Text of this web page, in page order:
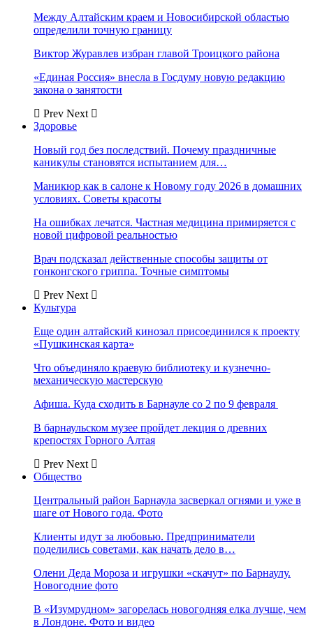
Между Алтайским краем и Новосибирской областью
определили точную границу
Виктор Журавлев избран главой Троицкого района
«Единая Россия» внесла в Госдуму новую редакцию
закона о занятости
Prev Next
Здоровье
Новый год без последствий. Почему праздничные
каникулы становятся испытанием для…
Маникюр как в салоне к Новому году 2026 в домашних
условиях. Советы красоты
На ошибках лечатся. Частная медицина примиряется с
новой цифровой реальностью
Врач подсказал действенные способы защиты от
гонконгского гриппа. Точные симптомы
Prev Next
Культура
Еще один алтайский кинозал присоединился к проекту
«Пушкинская карта»
Что объединяло краевую библиотеку и кузнечно-
механическую мастерскую
Афиша. Куда сходить в Барнауле со 2 по 9 февраля
В барнаульском музее пройдет лекция о древних
крепостях Горного Алтая
Prev Next
Общество
Центральный район Барнаула засверкал огнями и уже в
шаге от Нового года. Фото
Клиенты идут за любовью. Предприниматели
поделились советами, как начать дело в…
Олени Деда Мороза и игрушки «скачут» по Барнаулу.
Новогодние фото
В «Изумрудном» загорелась новогодняя елка лучше, чем
в Лондоне. Фото и видео